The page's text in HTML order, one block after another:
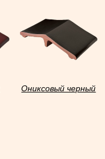
Ониксовый черный